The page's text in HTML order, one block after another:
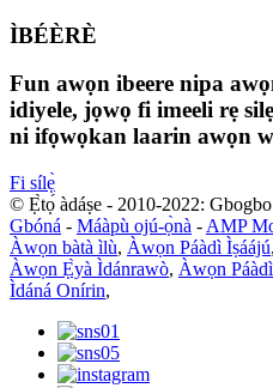
ÌBÉÈRÈ
Fun awọn ibeere nipa
idiyele, jọwọ fi imeeli rẹ
ni ifọwọkan laarin awọn
Fi sílẹ̀
© Ẹ̀tọ́ àdáṣe - 2010-2022:
Gbóná - Máàpù ojú-ọ̀nà - AMP
Àwọn bàtà ìlù, Àwọn Páàdì Ìṣáájú,
Àwọn Ẹ̀yà Ìdánrawò, Àwọn
Ìdáná Onírin,